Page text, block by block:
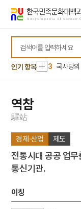
바로가기
바로가기
인기 항목
10 택견
1 금성대군
2 세조
3 국사당
4 돌연변이
최남선
9 최응
2 세조
역참
驛站
경제·산업 제도
전통시대 공공 업
통신기관.
이칭